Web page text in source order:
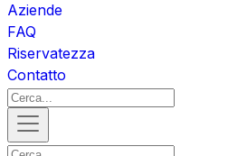
Aziende
FAQ
Riservatezza
Contatto